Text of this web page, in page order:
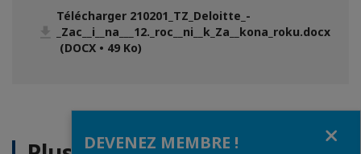
Télécharger 210201_TZ_Deloitte_-
_Zac__i__na___12._roc__ni__k_Za__kona_roku.docx
(DOCX • 49 Ko)
DEVENEZ MEMBRE !